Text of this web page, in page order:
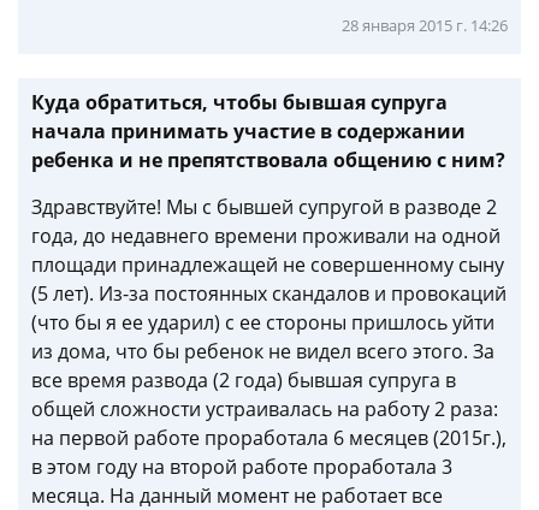
28 января 2015 г. 14:26
Куда обратиться, чтобы бывшая супруга
начала принимать участие в содержании
ребенка и не препятствовала общению с ним?
Здравствуйте! Мы с бывшей супругой в разводе 2
года, до недавнего времени проживали на одной
площади принадлежащей не совершенному сыну
(5 лет). Из-за постоянных скандалов и провокаций
(что бы я ее ударил) с ее стороны пришлось уйти
из дома, что бы ребенок не видел всего этого. За
все время развода (2 года) бывшая супруга в
общей сложности устраивалась на работу 2 раза:
на первой работе проработала 6 месяцев (2015г.),
в этом году на второй работе проработала 3
месяца. На данный момент не работает все